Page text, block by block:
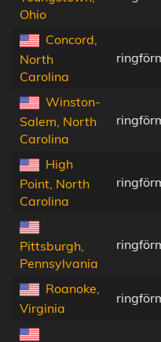
Ohio
Concord,
North
Carolina
Winston-
Salem, North
Carolina
High
Point, North
Carolina
Pittsburgh,
Pennsylvania
Roanoke,
Virginia